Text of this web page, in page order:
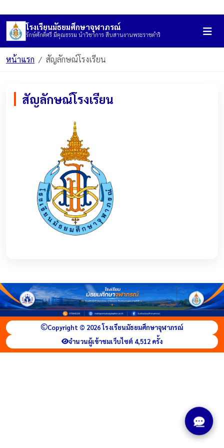
โรงเรียนมัธยมศึกษาจุฬาภรณ์
รักษ์ศักดิ์ศรี มีคุณธรรม นำวิชาการ สืบสานงานพระราชดำริ
หน้าแรก สัญลักษณ์โรงเรียน
สัญลักษณ์โรงเรียน
Copyright © 2026 โรงเรียนมัธยมศึกษาจุฬาภรณ์
จำนวนผู้เข้าชมเว็บไซต์ 4,512 ครั้ง